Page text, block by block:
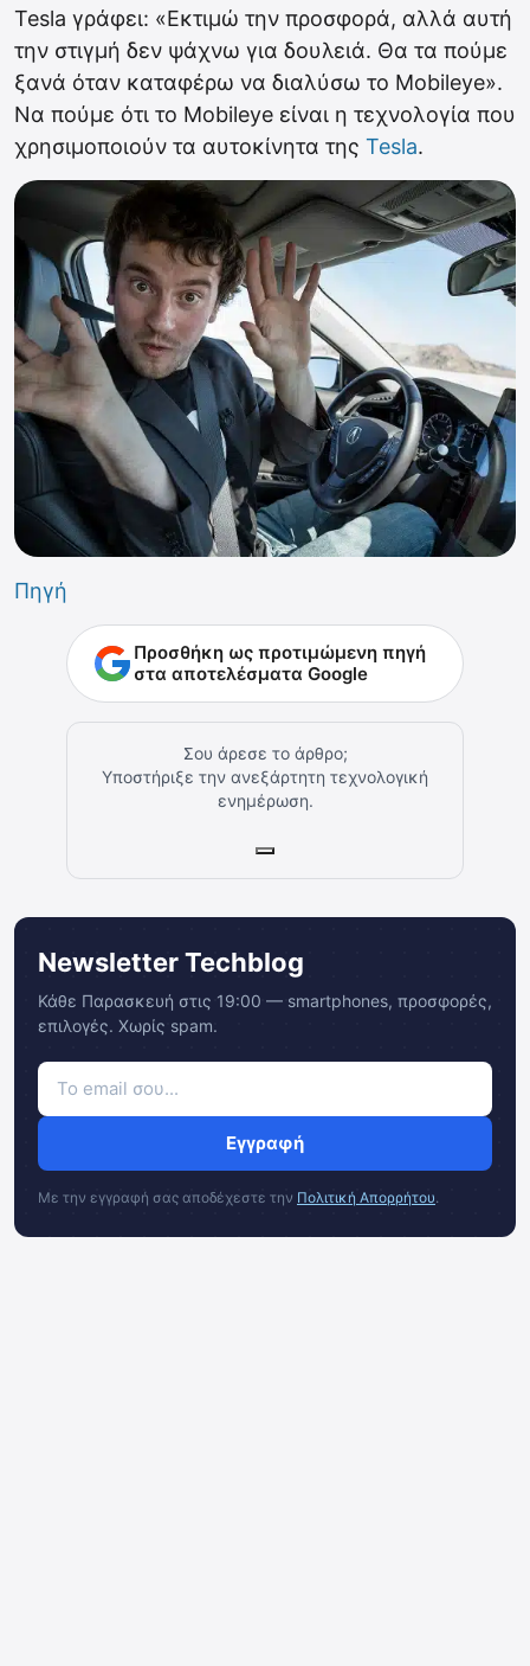
Tesla γράφει: «Εκτιμώ την προσφορά, αλλά αυτή
την στιγμή δεν ψάχνω για δουλειά. Θα τα πούμε
ξανά όταν καταφέρω να διαλύσω το Mobileye».
Να πούμε ότι το Mobileye είναι η τεχνολογία που
χρησιμοποιούν τα αυτοκίνητα της Tesla.
Πηγή
Προσθήκη ως προτιμώμενη πηγή
στα αποτελέσματα Google
Σου άρεσε το άρθρο;
Υποστήριξε την ανεξάρτητη τεχνολογική
ενημέρωση.
Newsletter Techblog
Κάθε Παρασκευή στις 19:00 — smartphones, προσφορές,
επιλογές. Χωρίς spam.
Εγγραφή
Με την εγγραφή σας αποδέχεστε την Πολιτική Απορρήτου.